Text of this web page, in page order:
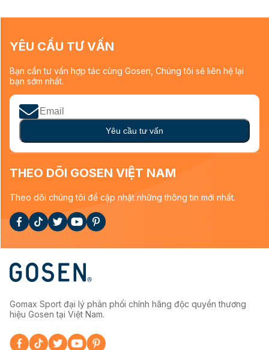
YÊU CẦU TƯ VẤN
Bạn cần tư vấn hợp tác cùng Gosen, Chúng tôi sẽ liên hệ lại
bạn sớm nhất.
Yêu cầu tư vấn
THEO DÕI GOSEN VIỆT NAM
Theo dõi chúng tôi để cập nhật những thông tin mới nhất.
Gomax Sport đại lý phân phối chính hãng độc quyền thương
hiệu Gosen tại Việt Nam.